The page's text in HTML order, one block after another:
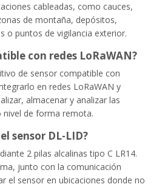
cableadas, como cauces,
de montaña, depósitos,
o puntos de vigilancia exterior.
con redes LoRaWAN?
de sensor compatible con
en redes LoRaWAN y
almacenar y analizar las
nivel de forma remota.
sensor DL-LID?
2 pilas alcalinas tipo C LR14.
junto con la comunicación
el sensor en ubicaciones donde no